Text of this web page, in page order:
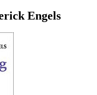
Engels